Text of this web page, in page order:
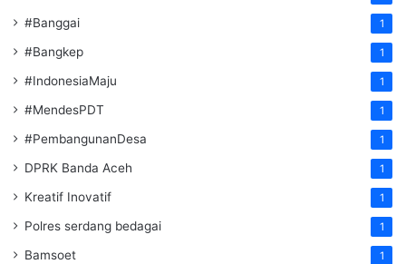
#Banggai 1
#Bangkep 1
#IndonesiaMaju 1
#MendesPDT 1
#PembangunanDesa 1
DPRK Banda Aceh 1
Kreatif Inovatif 1
Polres serdang bedagai 1
Bamsoet 1